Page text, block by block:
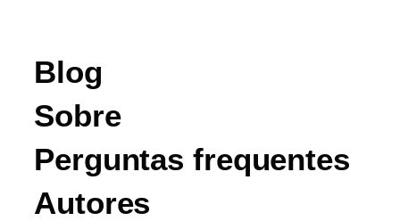
Blog
Sobre
Perguntas frequentes
Autores